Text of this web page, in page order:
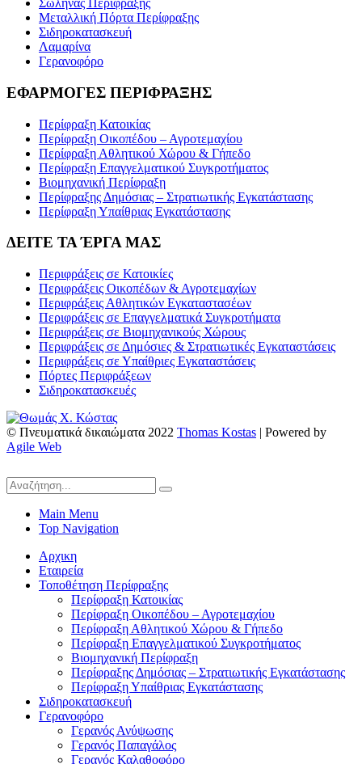
Σωλήνας Περίφραξης
Μεταλλική Πόρτα Περίφραξης
Σιδηροκατασκευή
Λαμαρίνα
Γερανοφόρο
ΕΦΑΡΜΟΓΕΣ ΠΕΡΙΦΡΑΞΗΣ
Περίφραξη Κατοικίας
Περίφραξη Οικοπέδου – Αγροτεμαχίου
Περίφραξη Αθλητικού Χώρου & Γήπεδο
Περίφραξη Επαγγελματικού Συγκροτήματος
Βιομηχανική Περίφραξη
Περίφραξης Δημόσιας – Στρατιωτικής Εγκατάστασης
Περίφραξη Υπαίθριας Εγκατάστασης
ΔΕΙΤΕ ΤΑ ΈΡΓΑ ΜΑΣ
Περιφράξεις σε Κατοικίες
Περιφράξεις Οικοπέδων & Αγροτεμαχίων
Περιφράξεις Αθλητικών Εγκαταστασέων
Περιφράξεις σε Επαγγελματικά Συγκροτήματα
Περιφράξεις σε Βιομηχανικούς Χώρους
Περιφράξεις σε Δημόσιες & Στρατιωτικές Εγκαταστάσεις
Περιφράξεις σε Υπαίθριες Εγκαταστάσεις
Πόρτες Περιφράξεων
Σιδηροκατασκευές
© Πνευματικά δικαιώματα 2022 Thomas Kostas | Powered by
Agile Web
Main Menu
Top Navigation
Αρχικη
Εταιρεία
Τοποθέτηση Περίφραξης
Περίφραξη Κατοικίας
Περίφραξη Οικοπέδου – Αγροτεμαχίου
Περίφραξη Αθλητικού Χώρου & Γήπεδο
Περίφραξη Επαγγελματικού Συγκροτήματος
Βιομηχανική Περίφραξη
Περίφραξης Δημόσιας – Στρατιωτικής Εγκατάστασης
Περίφραξη Υπαίθριας Εγκατάστασης
Σιδηροκατασκευή
Γερανοφόρο
Γερανός Ανύψωσης
Γερανός Παπαγάλος
Γερανός Καλαθοφόρο